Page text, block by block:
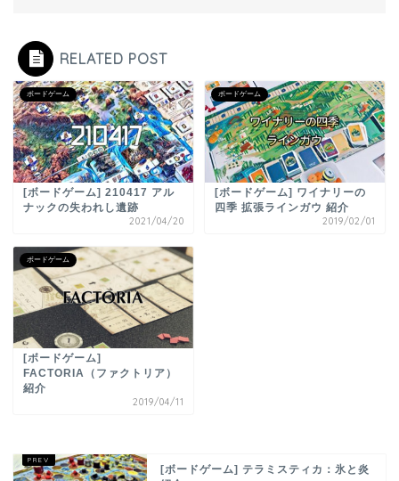
RELATED POST
ボードゲーム
[ボードゲーム] 210417 アル
ナックの失われし遺跡
2021/04/20
ボードゲーム
[ボードゲーム] ワイナリーの
四季 拡張ラインガウ 紹介
2019/02/01
ボードゲーム
[ボードゲーム]
FACTORIA（ファクトリア）
紹介
2019/04/11
[ボードゲーム] テラミスティカ：氷と炎